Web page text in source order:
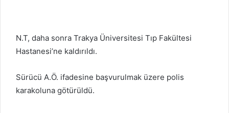
N.T, daha sonra Trakya Üniversitesi Tıp Fakültesi
Hastanesi’ne kaldırıldı.
Sürücü A.Ö. ifadesine başvurulmak üzere polis
karakoluna götürüldü.